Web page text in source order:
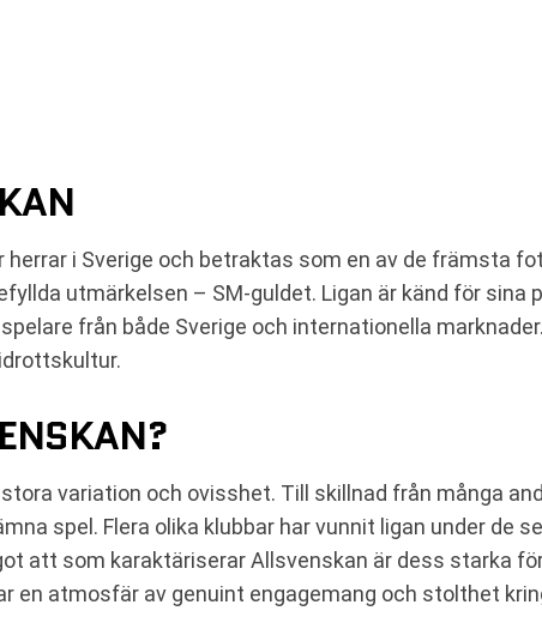
i Sverige och betraktas som en av de främsta
utmärkelsen – SM-guldet. Ligan är känd för sina
från både Sverige och internationella
variation och ovisshet. Till skillnad från många
spel. Flera olika klubbar har vunnit ligan under de
att som karaktäriserar Allsvenskan är dess starka
en atmosfär av genuint engagemang och stolthet